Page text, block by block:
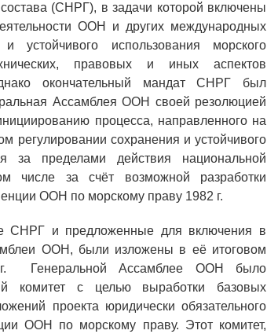
(СНРГ), в задачи которой включены
ООН и других международных
устойчивого использования морского
правовых и иных аспектов
окончательный мандат СНРГ был
Ассамблея ООН своей резолюцией
процесса, направленного на
регулировании сохранения и устойчивого
за пределами действия национальной
числе за счёт возможной разработки
ООН по морскому праву 1982 г.
СНРГ и предложенные для включения в
ООН, были изложены в её итоговом
Генеральной Ассамблее ООН было
комитет с целью выработки базовых
проекта юридически обязательного
ООН по морскому праву. Этот комитет,